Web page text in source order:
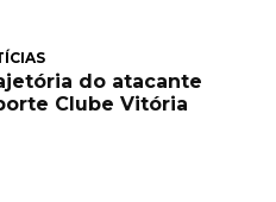
do atacante
Clube Vitória